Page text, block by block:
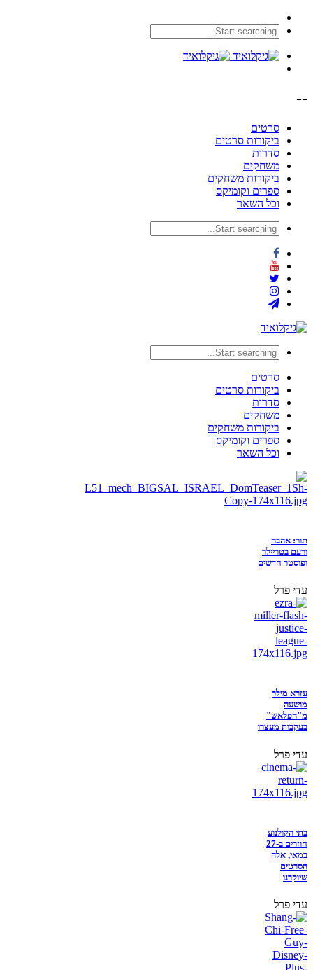
--
סרטים
ביקורות סרטים
סדרות
משחקים
ביקורות משחקים
ספרים וקומיקס
וכל השאר
סרטים
ביקורות סרטים
סדרות
משחקים
ביקורות משחקים
ספרים וקומיקס
וכל השאר
תור: אהבה
ורעם בטריילר
ופוסטר חדשים
עדי פרל
עזרא מילר
מושעה
מ"הפלאש"
בעקבות מעצרו
עדי פרל
בתי הקולנוע
חוזרים ב-27
במאי, אלה
הסרטים
שיוקרנו
עדי פרל